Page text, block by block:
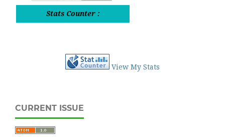
Stats Counter :
View My Stats
CURRENT ISSUE